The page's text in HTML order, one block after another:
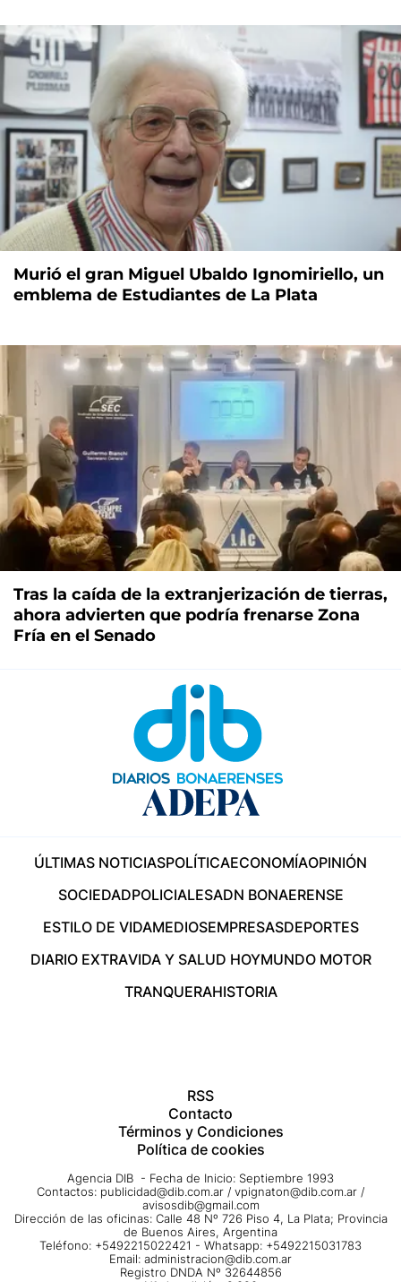
Murió el gran Miguel Ubaldo Ignomiriello, un
emblema de Estudiantes de La Plata
Tras la caída de la extranjerización de tierras,
ahora advierten que podría frenarse Zona
Fría en el Senado
ÚLTIMAS NOTICIASPOLÍTICAECONOMÍAOPINIÓN
SOCIEDADPOLICIALESADN BONAERENSE
ESTILO DE VIDAMEDIOSEMPRESASDEPORTES
DIARIO EXTRAVIDA Y SALUD HOYMUNDO MOTOR
TRANQUERAHISTORIA
RSS
Contacto
Términos y Condiciones
Política de cookies
Agencia DIB - Fecha de Inicio: Septiembre 1993
Contactos: publicidad@dib.com.ar / vpignaton@dib.com.ar /
avisosdib@gmail.com
Dirección de las oficinas: Calle 48 Nº 726 Piso 4, La Plata; Provincia
de Buenos Aires, Argentina
Teléfono: +5492215022421 - Whatsapp: +5492215031783
Email: administracion@dib.com.ar
Registro DNDA Nº 32644856